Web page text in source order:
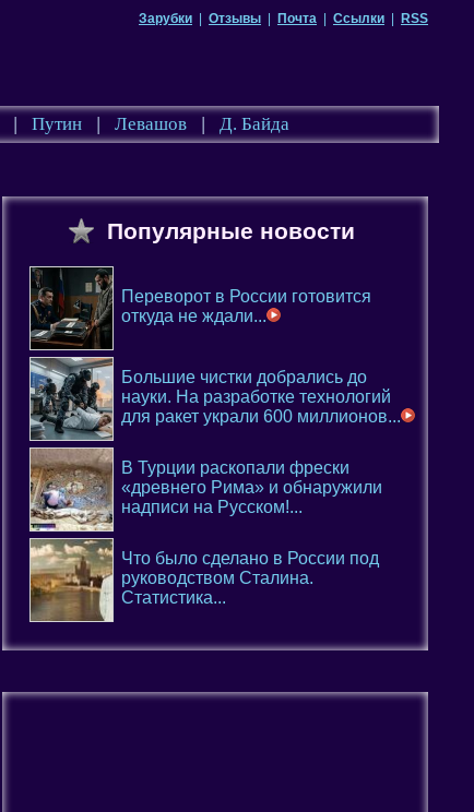
Зарубки Отзывы Почта Ссылки RSS
| Путин | Левашов | Д. Байда
Популярные новости
Переворот в России готовится
откуда не ждали...
Большие чистки добрались до
науки. На разработке технологий
для ракет украли 600 миллионов...
В Турции раскопали фрески
«древнего Рима» и обнаружили
надписи на Русском!...
Что было сделано в России под
руководством Сталина.
Статистика...